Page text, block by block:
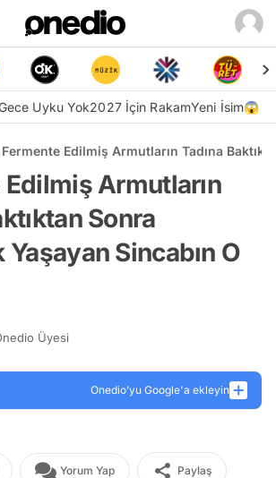
Uyku Yok2027 İçin RakamYeni İsim😱
Fermente Edilmiş Armutların Tadına
Armutların
Sonra
Sincabın O
Üyesi
Onedio’yu Google'a ekleyin
Yorum Yap Paylaş